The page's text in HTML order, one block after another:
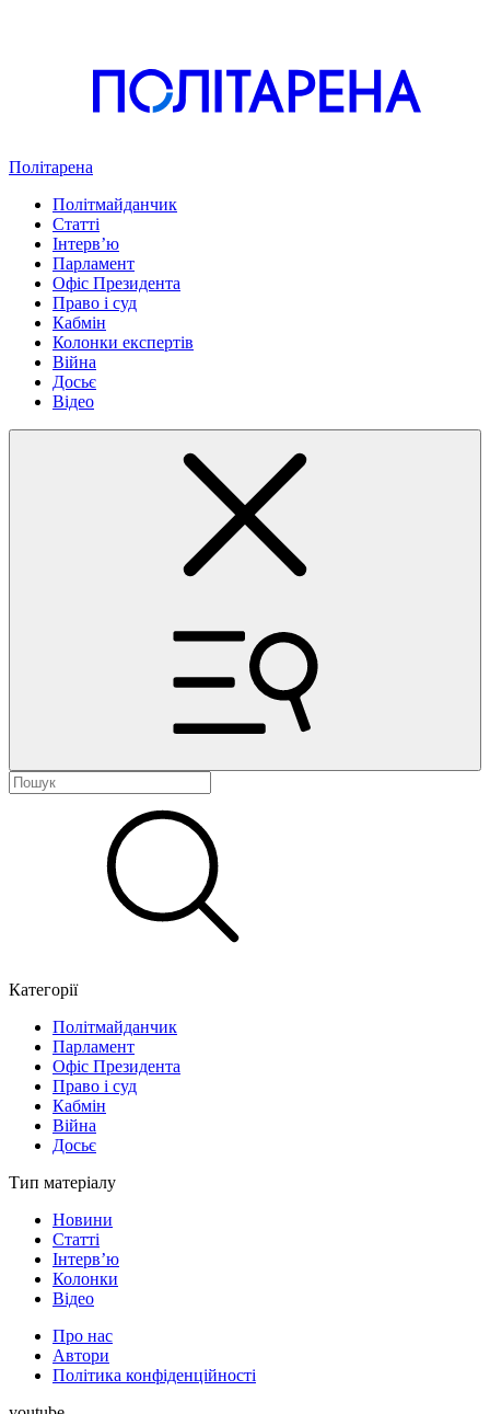
Політарена
Політмайданчик
Статті
Інтервʼю
Парламент
Офіс Президента
Право і суд
Кабмін
Колонки експертів
Війна
Досьє
Відео
Категорії
Політмайданчик
Парламент
Офіс Президента
Право і суд
Кабмін
Війна
Досьє
Тип матеріалу
Новини
Статті
Інтерв’ю
Колонки
Відео
Про нас
Автори
Політика конфіденційності